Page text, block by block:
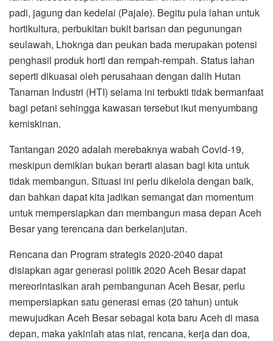
padi, jagung dan kedelai (Pajale). Begitu pula lahan untuk
hortikultura, perbukitan bukit barisan dan pegunungan
seulawah, Lhoknga dan peukan bada merupakan potensi
penghasil produk horti dan rempah-rempah. Status lahan
seperti dikuasai oleh perusahaan dengan dalih Hutan
Tanaman Industri (HTI) selama ini terbukti tidak bermanfaat
bagi petani sehingga kawasan tersebut ikut menyumbang
kemiskinan.
Tantangan 2020 adalah merebaknya wabah Covid-19,
meskipun demikian bukan berarti alasan bagi kita untuk
tidak membangun. Situasi ini perlu dikelola dengan baik,
dan bahkan dapat kita jadikan semangat dan momentum
untuk mempersiapkan dan membangun masa depan Aceh
Besar yang terencana dan berkelanjutan.
Rencana dan Program strategis 2020-2040 dapat
disiapkan agar generasi politik 2020 Aceh Besar dapat
mereorintasikan arah pembangunan Aceh Besar, perlu
mempersiapkan satu generasi emas (20 tahun) untuk
mewujudkan Aceh Besar sebagai kota baru Aceh di masa
depan, maka yakinlah atas niat, rencana, kerja dan doa,